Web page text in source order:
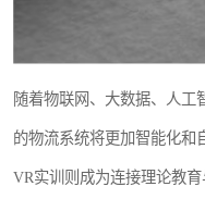
随着物联网、大数据、人工
的物流系统将更加智能化和
VR实训则成为连接理论教育